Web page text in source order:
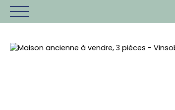
Accueil